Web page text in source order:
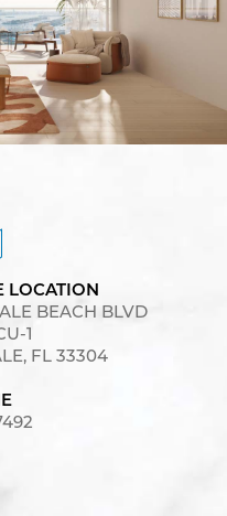
LOCATION
BEACH BLVD
1
FL 33304